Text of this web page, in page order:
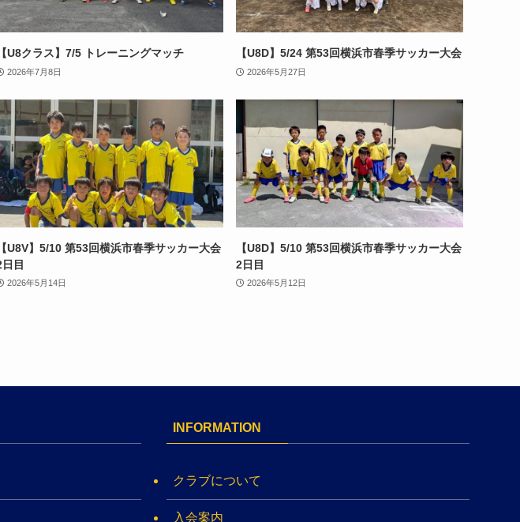
【U8クラス】7/5 トレーニングマッチ
2026年7月8日
【U8D】5/24 第53回横浜市春季サッカー大会
2026年5月27日
【U8V】5/10 第53回横浜市春季サッカー大会
目
2026年5月14日
【U8D】5/10 第53回横浜市春季サッカー大会
2日目
2026年5月12日
INFORMATION
クラブについて
入会案内